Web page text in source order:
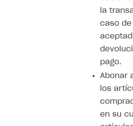
la
caso de
pago.
Abonar
los
en su